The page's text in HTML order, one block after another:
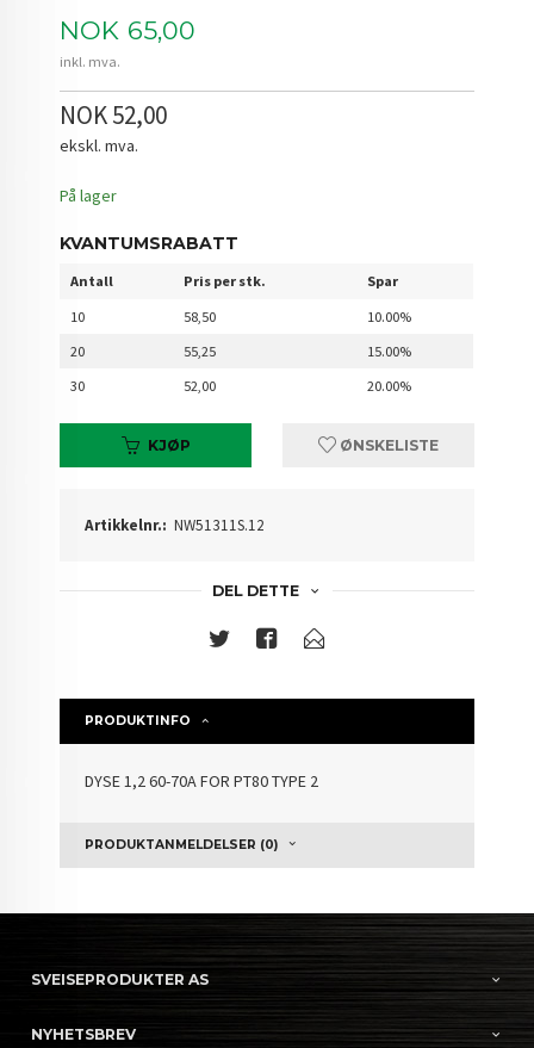
Pris
NOK 65,00
inkl. mva.
NOK 52,00
ekskl. mva.
På lager
KVANTUMSRABATT
Antall Pris per stk.
Spar
10
58,50
10.00%
20
55,25
15.00%
30
52,00 20.00%
KJØP ØNSKELISTE
Artikkelnr.: NW51311S.12
DEL DETTE
PRODUKTINFO
DYSE 1,2 60-70A FOR PT80 TYPE 2
PRODUKTANMELDELSER (0)
SVEISEPRODUKTER AS
NYHETSBREV